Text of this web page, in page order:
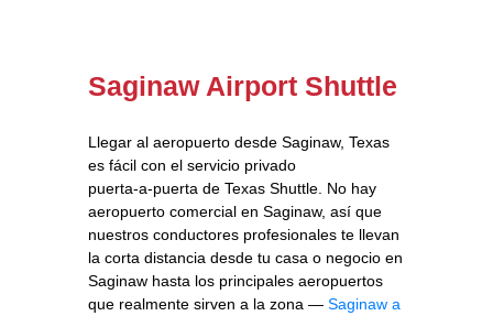
Saginaw Airport Shuttle
Llegar al aeropuerto desde Saginaw, Texas
es fácil con el servicio privado
puerta‑a‑puerta de Texas Shuttle. No hay
aeropuerto comercial en Saginaw, así que
nuestros conductores profesionales te llevan
la corta distancia desde tu casa o negocio en
Saginaw hasta los principales aeropuertos
que realmente sirven a la zona — Saginaw a